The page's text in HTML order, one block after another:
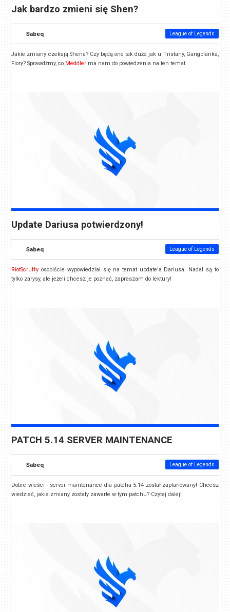
Jak bardzo zmieni się Shen?
Sabeq League of Legends
Jakie zmiany czekają Shena? Czy będą one tak duże jak u Tristany, Gangplanka,
Fiory? Sprawdźmy, co Meddler ma nam do powiedzenia na ten temat.
Update Dariusa potwierdzony!
Sabeq League of Legends
RiotScruffy osobiście wypowiedział się na temat update'a Dariusa. Nadal są to
tylko zarysy, ale jeżeli chcesz je poznać, zapraszam do lektury!
PATCH 5.14 SERVER MAINTENANCE
Sabeq League of Legends
Dobre wieści - server maintenance dla patcha 5.14 został zaplanowany! Chcesz
wiedzieć, jakie zmiany zostały zawarte w tym patchu? Czytaj dalej!